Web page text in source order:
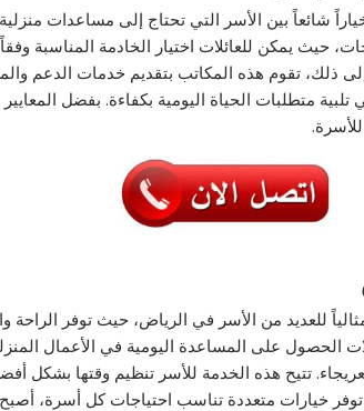
شائعاً بين الأسر التي تحتاج إلى مساعدات
حيث يمكن للعائلات اختيار الخادمة المناسبة
ذلك، تقوم هذه المكاتب بتقديم خدمات الدعم
متطلبات الحياة اليومية بكفاءة. بفضل المعايير
للعديد من الأسر في الرياض، حيث توفر الراحة
الحصول على المساعدة اليومية في الأعمال
تتيح هذه الخدمة للأسر تنظيم وقتها بشكل
خيارات متعددة تناسب احتياجات كل أسرة، أصبح